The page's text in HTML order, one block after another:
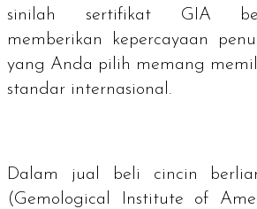
sinilah sertifikat GIA
memberikan kepercayaan
yang Anda pilih memang
standar internasional.
Dalam jual beli cincin
(Gemological Institute of